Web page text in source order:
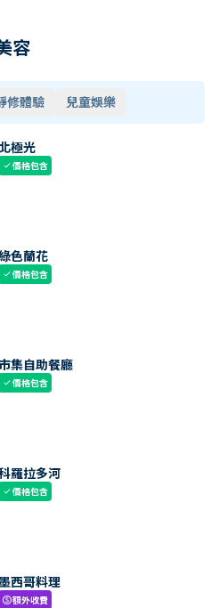
容
修體驗 兒童娛樂
極光
check價格包含
色蘭花
check價格包含
集自助餐廳
check價格包含
羅拉多河
check價格包含
西哥料理
paid額外收費